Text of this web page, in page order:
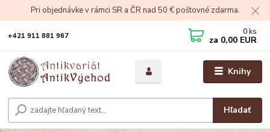
Pri objednávke v rámci SR a ČR nad 50 € poštovné zdarma.
Knihy
Hľadať
+421 911 881 967 0 ks
za 0,00 EUR